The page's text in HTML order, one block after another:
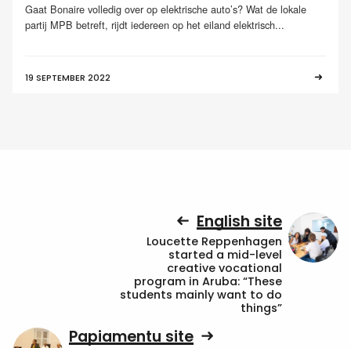
Gaat Bonaire volledig over op elektrische auto’s? Wat de lokale
partij MPB betreft, rijdt iedereen op het eiland elektrisch...
19 SEPTEMBER 2022
English site
Loucette Reppenhagen
started a mid-level
creative vocational
program in Aruba: “These
students mainly want to do
things”
Papiamentu site